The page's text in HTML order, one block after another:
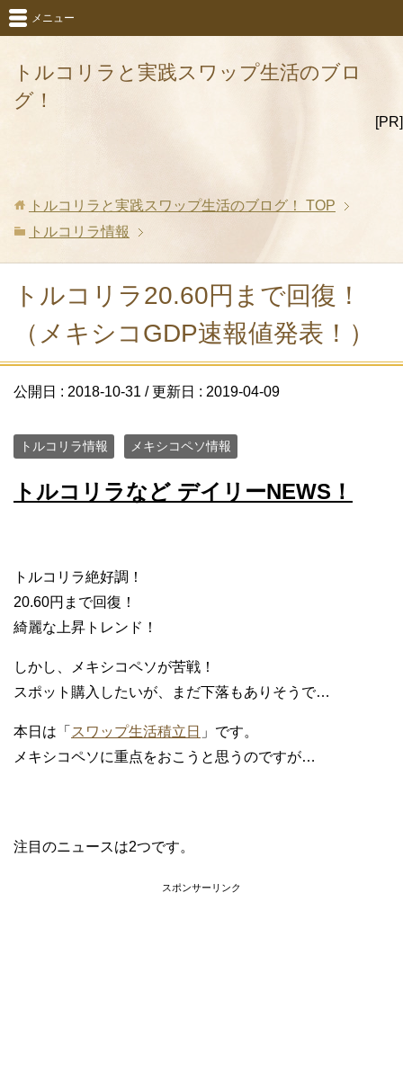
トルコリラと実践スワップ生活のブロ
グ！
[PR]
メニュー
トルコリラと実践スワップ生活のブログ！
TOP
トルコリラ情報
トルコリラ20.60円まで回復！
（メキシコGDP速報値発表！）
公開日 : 2018-10-31 / 更新日 : 2019-04-09
トルコリラ情報 メキシコペソ情報
トルコリラなど デイリーNEWS！
トルコリラ絶好調！
20.60円まで回復！
綺麗な上昇トレンド！
しかし、メキシコペソが苦戦！
スポット購入したいが、まだ下落もありそうで…
本日は「 スワップ生活積立日 」です。
メキシコペソに重点をおこうと思うのですが…
注目のニュースは2つです。
スポンサーリンク